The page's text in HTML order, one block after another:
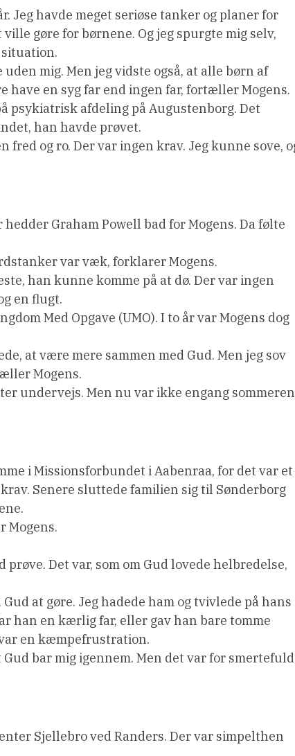
Jeg havde meget seriøse tanker og planer for
gøre for børnene. Og jeg spurgte mig selv,
mig. Men jeg vidste også, at alle børn af
have en syg far end ingen far, fortæller Mogens.
psykiatrisk afdeling på Augustenborg. Det
han havde prøvet.
fred og ro. Der var ingen krav. Jeg kunne sove,
Graham Powell bad for Mogens. Da følte
var væk, forklarer Mogens.
han kunne komme på at dø. Der var ingen
en flugt.
Med Opgave (UMO). I to år var Mogens dog
at være mere sammen med Gud. Men jeg sov
Mogens.
undervejs. Men nu var ikke engang sommeren
i Missionsforbundet i Aabenraa, for det var et
Senere sluttede familien sig til Sønderborg
Mogens.
Det var, som om Gud lovede helbredelse,
at gøre. Jeg hadede ham og tvivlede på hans
han en kærlig far, eller gav han bare tomme
en kæmpefrustration.
bar mig igennem. Men det var for
Sjellebro ved Randers. Der var simpelthen